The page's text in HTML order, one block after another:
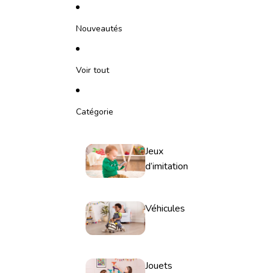
Nouveautés
Voir tout
Catégorie
Jeux
d’imitation
Véhicules
Jouets